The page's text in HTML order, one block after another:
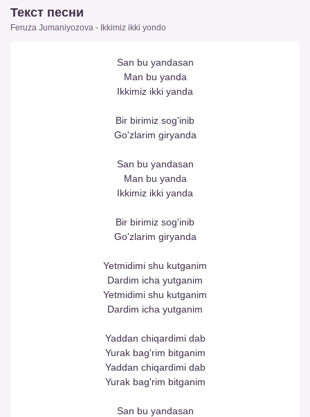
Текст песни
Feruza Jumaniyozova - Ikkimiz ikki yondo
San bu yandasan
Man bu yanda
Ikkimiz ikki yanda
Bir birimiz sog'inib
Go'zlarim giryanda
San bu yandasan
Man bu yanda
Ikkimiz ikki yanda
Bir birimiz sog'inib
Go'zlarim giryanda
Yetmidimi shu kutganim
Dardim icha yutganim
Yetmidimi shu kutganim
Dardim icha yutganim
Yaddan chiqardimi dab
Yurak bag'rim bitganim
Yaddan chiqardimi dab
Yurak bag'rim bitganim
San bu yandasan